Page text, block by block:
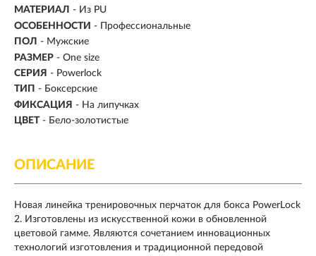
МАТЕРИАЛ - Из PU
ОСОБЕННОСТИ - Профессиональные
ПОЛ - Мужские
РАЗМЕР - One size
СЕРИЯ - Powerlock
ТИП - Боксерские
ФИКСАЦИЯ - На липучках
ЦВЕТ - Бело-золотистые
ОПИСАНИЕ
Новая линейка тренировочных перчаток для бокса PowerLock
2. Изготовлены из искусственной кожи в обновленной
цветовой гамме. Являются сочетанием инновационных
технологий изготовления и традиционной передовой